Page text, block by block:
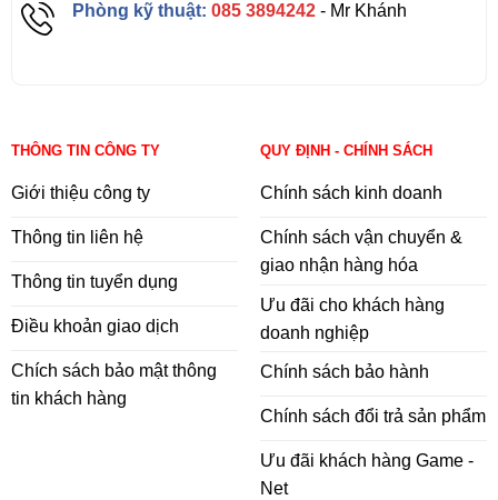
Phòng kỹ thuật:085 3894242 - Mr Khánh
THÔNG TIN CÔNG TY
Giới thiệu công ty
Thông tin liên hệ
Thông tin tuyển dụng
Điều khoản giao dịch
Chích sách bảo mật thông
tin khách hàng
QUY ĐỊNH - CHÍNH SÁCH
Chính sách kinh doanh
Chính sách vận chuyển &
giao nhận hàng hóa
Ưu đãi cho khách hàng
doanh nghiệp
Chính sách bảo hành
Chính sách đổi trả sản phẩm
Ưu đãi khách hàng Game -
Net